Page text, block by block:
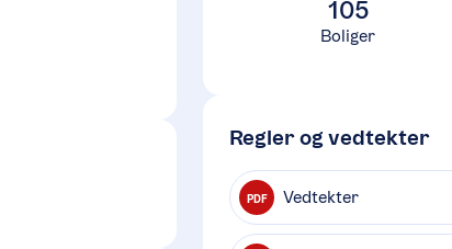
105
Boliger
Regler og vedtekter
PDF Vedtekter